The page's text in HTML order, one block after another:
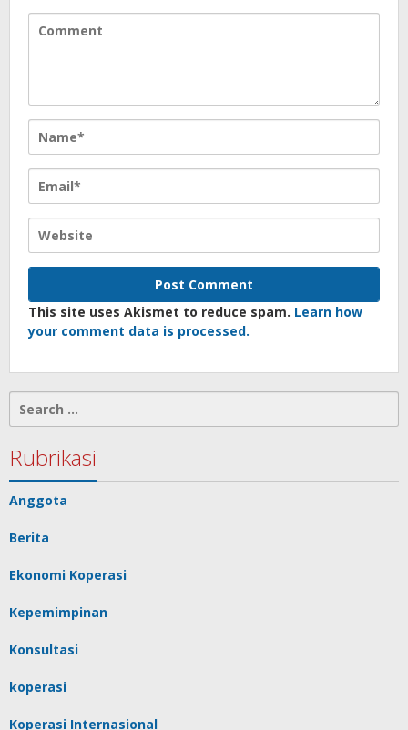
This site uses Akismet to reduce spam. Learn how
your comment data is processed.
for:
Rubrikasi
Anggota
Berita
Ekonomi Koperasi
Kepemimpinan
Konsultasi
koperasi
Koperasi Internasional